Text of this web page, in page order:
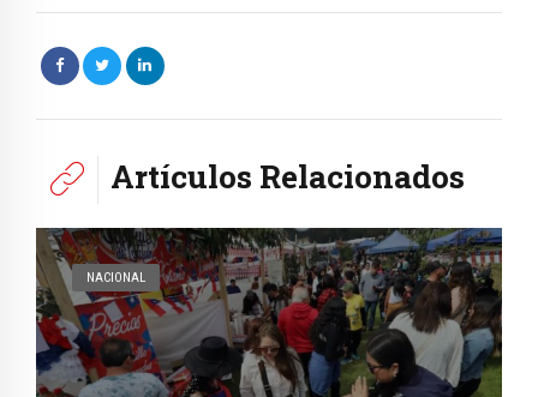
Artículos Relacionados
NACIONAL